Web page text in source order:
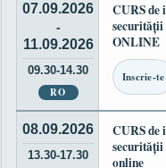
07.09.2026
-
11.09.2026
09.30-14.30
RO
CURS de
securității
ONLINE
Inscrie-te
08.09.2026
13.30-17.30
CURS de
securității
online